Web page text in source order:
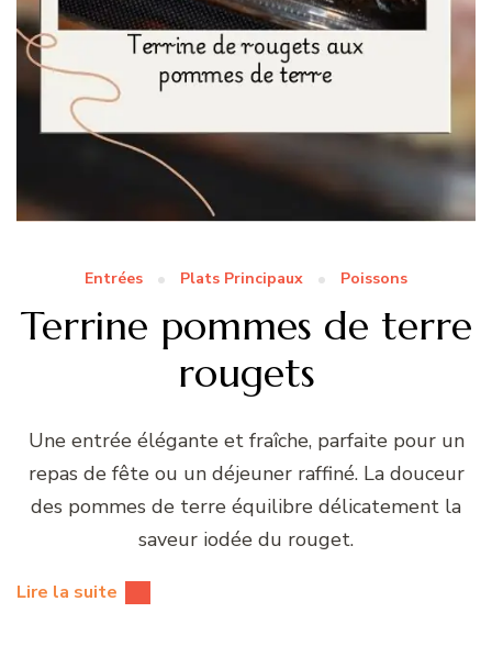
Entrées Plats Principaux Poissons
Terrine pommes de terre
rougets
Une entrée élégante et fraîche, parfaite pour un
repas de fête ou un déjeuner raffiné. La douceur
des pommes de terre équilibre délicatement la
saveur iodée du rouget.
Lire la suite